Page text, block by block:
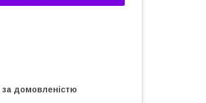
за домовленістю